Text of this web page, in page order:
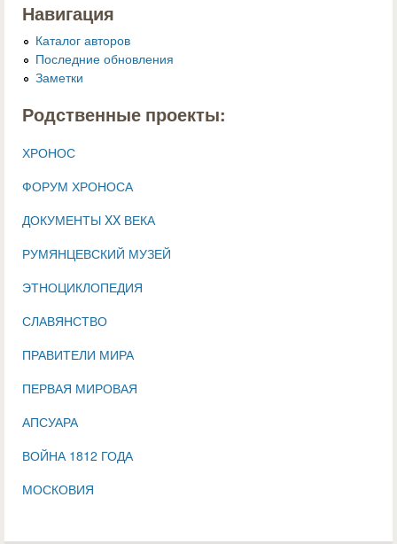
Навигация
Каталог авторов
Последние обновления
Заметки
Родственные проекты:
ХРОНОС
ФОРУМ ХРОНОСА
ДОКУМЕНТЫ XX ВЕКА
РУМЯНЦЕВСКИЙ МУЗЕЙ
ЭТНОЦИКЛОПЕДИЯ
СЛАВЯНСТВО
ПРАВИТЕЛИ МИРА
ПЕРВАЯ МИРОВАЯ
АПСУАРА
ВОЙНА 1812 ГОДА
МОСКОВИЯ